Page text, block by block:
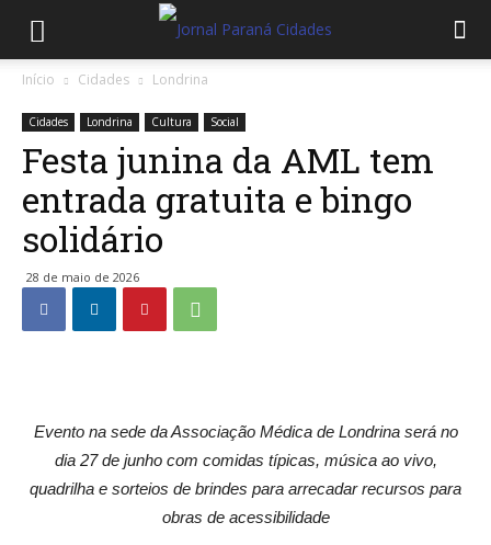
Início Cidades Londrina
Cidades Londrina Cultura Social
Festa junina da AML tem
entrada gratuita e bingo
solidário
28 de maio de 2026
Evento na sede da Associação Médica de Londrina será no
dia 27 de junho com comidas típicas, música ao vivo,
quadrilha e sorteios de brindes para arrecadar recursos para
obras de acessibilidade